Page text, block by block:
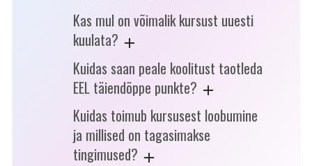
Kas mul on võimalik kursust uuesti
kuulata?
Kuidas saan peale koolitust taotleda
EEL täiendõppe punkte?
Kuidas toimub kursusest loobumine
ja millised on tagasimakse
tingimused?